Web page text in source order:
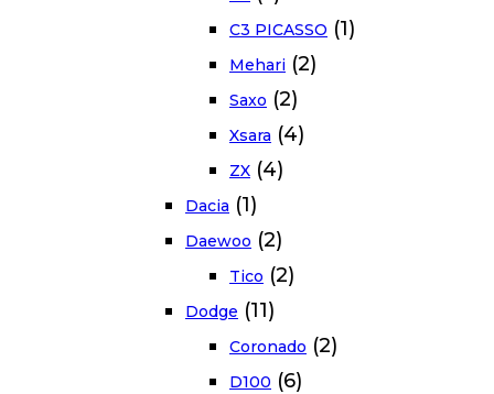
C3 PICASSO (1)
Mehari (2)
Saxo (2)
Xsara (4)
ZX (4)
Dacia (1)
Daewoo (2)
Tico (2)
Dodge (11)
Coronado (2)
D100 (6)